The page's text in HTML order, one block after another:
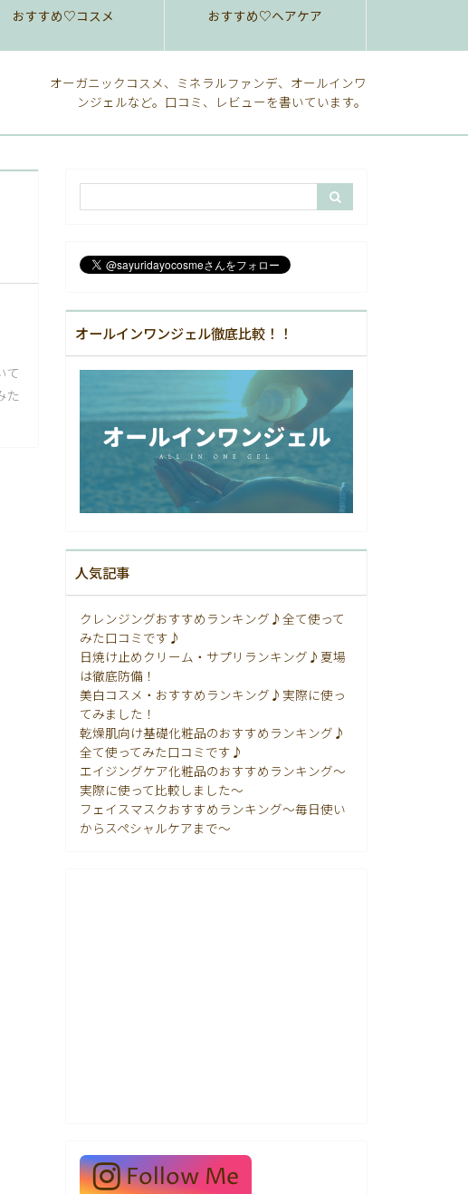
おすすめ♡コスメ おすすめ♡ヘアケア
オーガニックコスメ、ミネラルファンデ、オールインワ
ンジェルなど。口コミ、レビューを書いています。
て
た
オールインワンジェル徹底比較！！
人気記事
クレンジングおすすめランキング♪全て使って
みた口コミです♪
日焼け止めクリーム・サプリランキング♪夏場
は徹底防備！
美白コスメ・おすすめランキング♪実際に使っ
てみました！
乾燥肌向け基礎化粧品のおすすめランキング♪
全て使ってみた口コミです♪
エイジングケア化粧品のおすすめランキング〜
実際に使って比較しました〜
フェイスマスクおすすめランキング〜毎日使い
からスペシャルケアまで〜
Follow Me